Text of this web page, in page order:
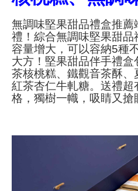
無調味堅果甜品禮盒推
禮！綜合無調味堅果甜品
容量增大，可以容納5種
大方！堅果甜品伴手禮
茶核桃糕、鐵觀音茶酥、
紅茶杏仁牛軋糖。送禮超
格，獨樹一幟，吸睛又搶